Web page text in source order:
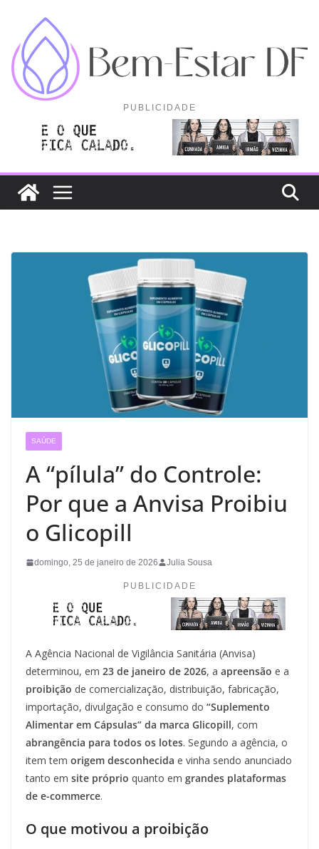
conteúdo
PUBLICIDADE
SAÚDE
A “pílula” do Controle:
Por que a Anvisa Proibiu
o Glicopill
domingo, 25 de janeiro de 2026 Julia Sousa
PUBLICIDADE
A Agência Nacional de Vigilância Sanitária (Anvisa)
determinou, em 23 de janeiro de 2026, a apreensão e a
proibição de comercialização, distribuição, fabricação,
importação, divulgação e consumo do “Suplemento
Alimentar em Cápsulas” da marca Glicopill, com
abrangência para todos os lotes. Segundo a agência, o
item tem origem desconhecida e vinha sendo anunciado
tanto em site próprio quanto em grandes plataformas
de e-commerce.
O que motivou a proibição